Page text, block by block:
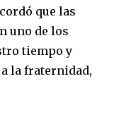
que las
uno de los
tiempo y
la fraternidad,